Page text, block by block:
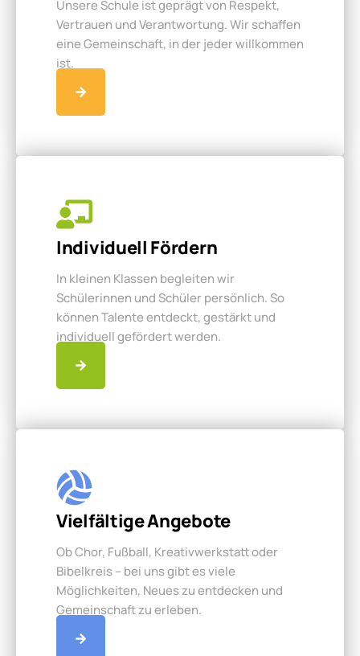
Unsere Schule ist geprägt von Respekt,
Vertrauen und Verantwortung. Wir schaffen
eine Gemeinschaft, in der jeder willkommen
ist.
Individuell Fördern
In kleinen Klassen begleiten wir
Schülerinnen und Schüler persönlich. So
können Talente entdeckt, gestärkt und
individuell gefördert werden.
Vielfältige Angebote
Ob Chor, Fußball, Kreativwerkstatt oder
Bibelkreis – bei uns gibt es viele
Möglichkeiten, Neues zu entdecken und
Gemeinschaft zu erleben.